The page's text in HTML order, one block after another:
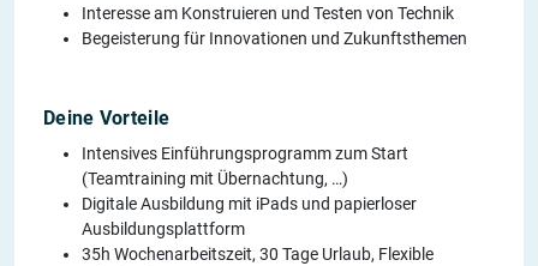
Interesse am Konstruieren und Testen von Technik
Begeisterung für Innovationen und Zukunftsthemen
Deine Vorteile
Intensives Einführungsprogramm zum Start
(Teamtraining mit Übernachtung, …)
Digitale Ausbildung mit iPads und papierloser
Ausbildungsplattform
35h Wochenarbeitszeit, 30 Tage Urlaub, Flexible